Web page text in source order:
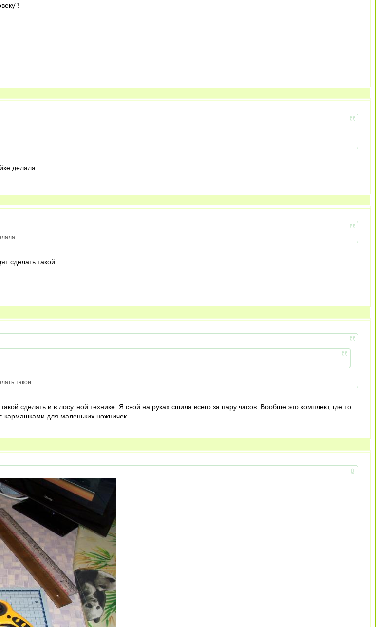
делала.
сделать такой...
такой...
сделать и в лосутной технике. Я свой на руках сшила всего за пару часов. Вообще это комплект, где то
кармашками для маленьких ножничек.